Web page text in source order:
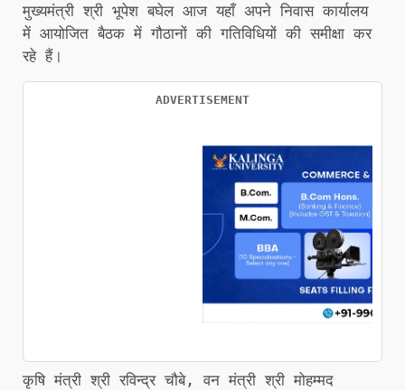
मुख्यमंत्री श्री भूपेश बघेल आज यहाँ अपने निवास कार्यालय
में आयोजित बैठक में गौठानों की गतिविधियों की समीक्षा कर
रहे हैं।
ADVERTISEMENT
कृषि मंत्री श्री रविन्द्र चौबे, वन मंत्री श्री मोहम्मद